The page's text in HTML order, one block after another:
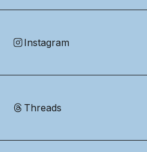
Instagram
Threads